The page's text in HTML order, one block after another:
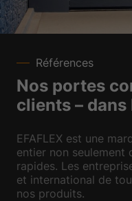
Références
Nos portes
clients –
EFAFLEX est une
entier non seulement
rapides. Les
et international de
nos produits.